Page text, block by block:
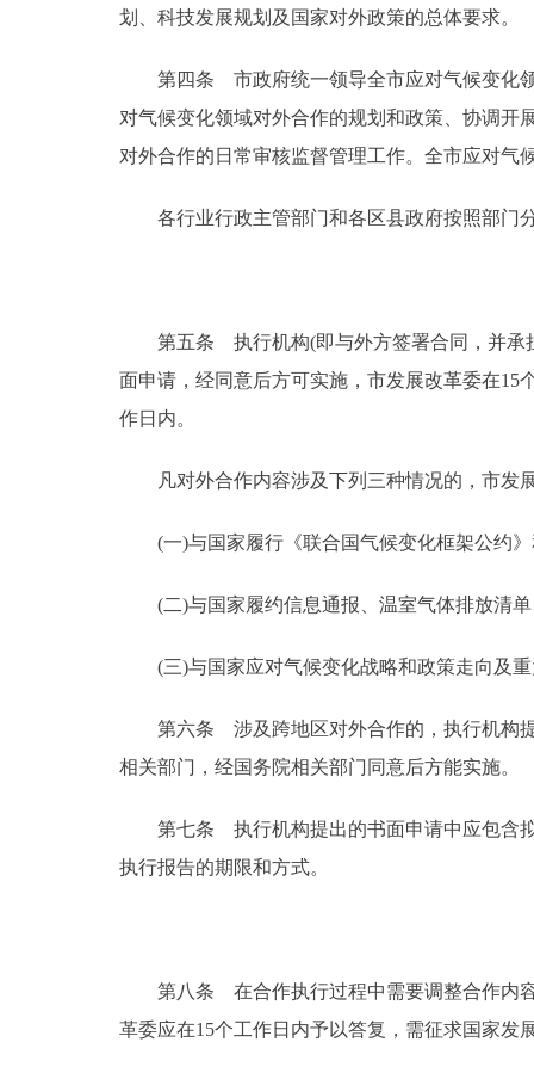
绿色北京
DEUTSCH
ITALIANO
划、科技发展规划及国家对外政策的总体要求。
第四条 市政府统一领导全市应对气候变化领
对气候变化领域对外合作的规划和政策、协调开
对外合作的日常审核监督管理工作。全市应对气
各行业行政主管部门和各区县政府按照部门分
第五条 执行机构(即与外方签署合同，并承担
面申请，经同意后方可实施，市发展改革委在15
作日内。
凡对外合作内容涉及下列三种情况的，市发
(一)与国家履行《联合国气候变化框架公约》
(二)与国家履约信息通报、温室气体排放清单
(三)与国家应对气候变化战略和政策走向及重
第六条 涉及跨地区对外合作的，执行机构提
相关部门，经国务院相关部门同意后方能实施。
第七条 执行机构提出的书面申请中应包含拟
执行报告的期限和方式。
第八条 在合作执行过程中需要调整合作内容
革委应在15个工作日内予以答复，需征求国家发